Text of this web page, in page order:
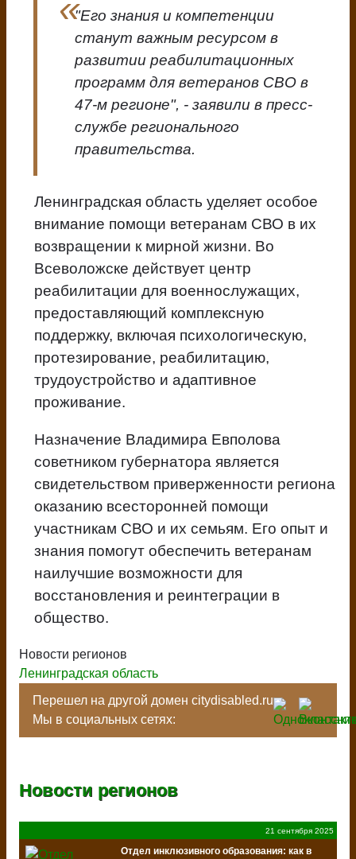
"Его знания и компетенции
станут важным ресурсом в
развитии реабилитационных
программ для ветеранов СВО в
47-м регионе", - заявили в пресс-
службе регионального
правительства.
Ленинградская область уделяет особое
внимание помощи ветеранам СВО в их
возвращении к мирной жизни. Во
Всеволожске действует центр
реабилитации для военнослужащих,
предоставляющий комплексную
поддержку, включая психологическую,
протезирование, реабилитацию,
трудоустройство и адаптивное
проживание.
Назначение Владимира Евполова
советником губернатора является
свидетельством приверженности региона
оказанию всесторонней помощи
участникам СВО и их семьям. Его опыт и
знания помогут обеспечить ветеранам
наилучшие возможности для
восстановления и реинтеграции в
общество.
Новости регионов
Ленинградская область
Перешел на другой домен citydisabled.ru
Мы в социальных сетях:
Новости регионов
21 сентября 2025
Отдел инклюзивного образования: как в